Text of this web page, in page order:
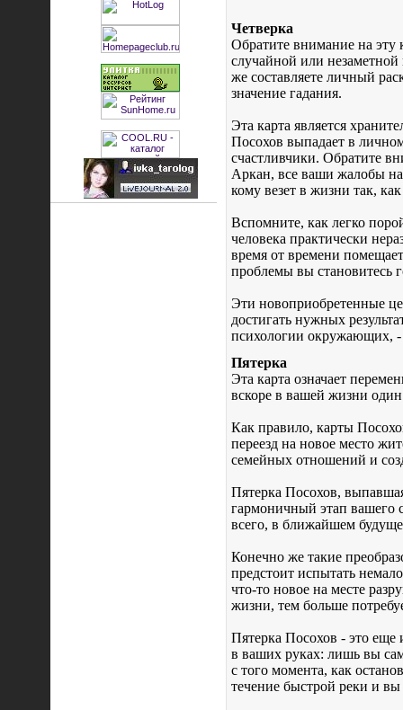
Четверка
Обратите внимание на эту
случайной или
же составляете личный
значение гадания.
Эта карта является
Посохов выпадает в
счастливчики. Обратите
Аркан, все ваши жалобы на
кому везет в жизни так,
Вспомните, как легко
человека практически
время от времени
проблемы вы становитесь
Эти новоприобретенные
достигать нужных
психологии окружающих, -
Пятерка
Эта карта означает
вскоре в вашей жизни
Как правило, карты
переезд на новое место
семейных отношений и
Пятерка Посохов,
гармоничный этап вашего
всего, в ближайшем
Конечно же такие
предстоит испытать
что-то новое на месте
жизни, тем больше
Пятерка Посохов - это еще
в ваших руках: лишь вы
с того момента, как
течение быстрой реки и